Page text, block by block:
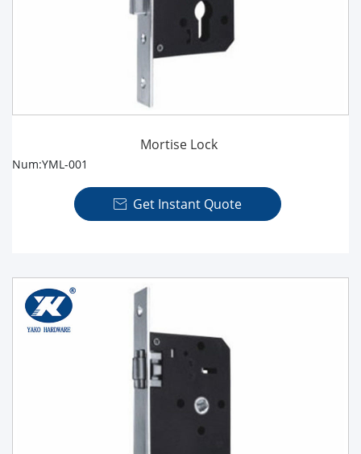
Mortise Lock
Num:YML-001
 Get Instant Quote